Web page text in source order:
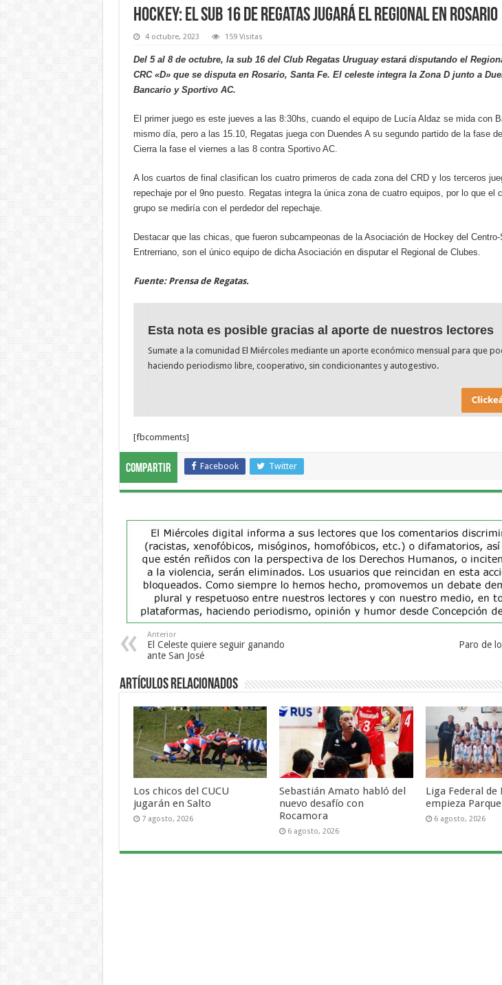
Hockey: el sub 16 de Regatas jugará el regional en Rosario
4 octubre, 2023 159 Visitas
Del 5 al 8 de octubre, la sub 16 del Club Regatas Uruguay estará disputando el
CRC «D» que se disputa en Rosario, Santa Fe. El celeste integra la Zona D junto a
Bancario y Sportivo AC.
El primer juego es este jueves a las 8:30hs, cuando el equipo de Lucía Aldaz se mida con
mismo día, pero a las 15.10, Regatas juega con Duendes A su segundo partido de la fase de
Cierra la fase el viernes a las 8 contra Sportivo AC.
A los cuartos de final clasifican los cuatro primeros de cada zona del CRD y los terceros
repechaje por el 9no puesto. Regatas integra la única zona de cuatro equipos, por lo que el
grupo se mediría con el perdedor del repechaje.
Destacar que las chicas, que fueron subcampeonas de la Asociación de Hockey del Centro-
Entrerriano, son el único equipo de dicha Asociación en disputar el Regional de Clubes.
Fuente: Prensa de Regatas.
Esta nota es posible gracias al aporte de nuestros lectores
Sumate a la comunidad El Miércoles mediante un aporte económico mensual para que
haciendo periodismo libre, cooperativo, sin condicionantes y autogestivo.
[fbcomments]
Compartir Facebook Twitter
Anterior
El Celeste quiere seguir ganando
ante San José
Paro de
Artículos Relacionados
Los chicos del CUCU
jugarán en Salto
7 agosto, 2026
Sebastián Amato habló del
nuevo desafío con
Rocamora
6 agosto, 2026
Liga Federal de
empieza
6 agosto, 2026